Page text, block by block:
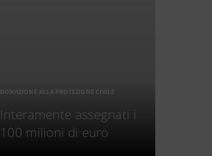
DONAZIONE ALLA PROTEZIONE CIVILE
Interamente assegnati i
100 milioni di euro